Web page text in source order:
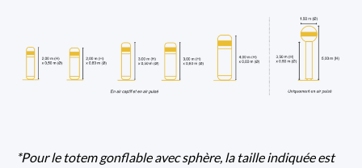
*Pour le totem gonflable avec sphère, la taille indiquée est